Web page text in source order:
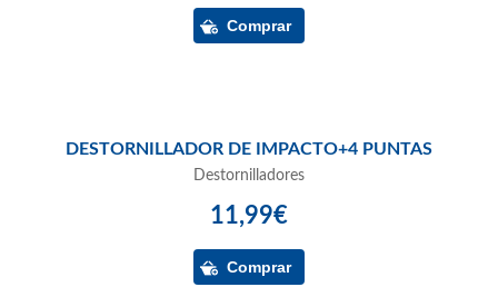
DESTORNILLADOR DE IMPACTO+4 PUNTAS
Destornilladores
11,99€